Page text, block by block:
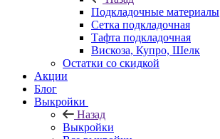
Подкладочные материалы
Сетка подкладочная
Тафта подкладочная
Вискоза, Купро, Шелк
Остатки со скидкой
Акции
Блог
Выкройки
Назад
Выкройки